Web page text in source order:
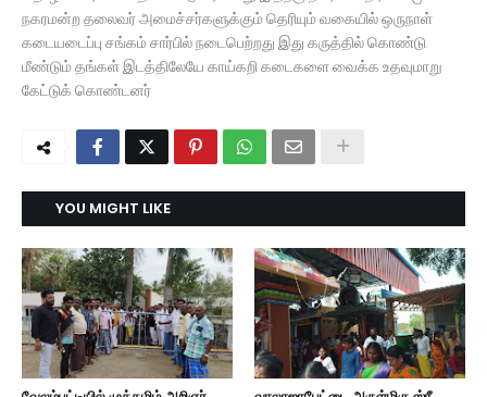
நகரமன்ற தலைவர் அமைச்சர்களுக்கும் தெரியும் வகையில் ஒருநாள்
கடையடைப்பு சங்கம் சார்பில் நடைபெற்றது இது கருத்தில் கொண்டு
மீண்டும் தங்கள் இடத்திலேயே காய்கறி கடைகளை வைக்க உதவுமாறு
கேட்டுக் கொண்டனர்
YOU MIGHT LIKE